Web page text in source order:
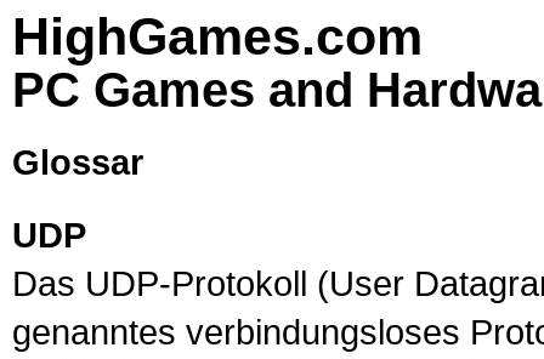
HighGames.com
PC Games and
Glossar
UDP
Das UDP-Protokoll (User
genanntes verbindungsloses